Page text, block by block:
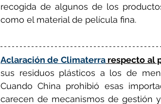
recogida de algunos de los
como el material de película fina.
Aclaración de Climaterra respecto al
sus residuos plásticos a los de
Cuando China prohibió esas
carecen de mecanismos de gestión